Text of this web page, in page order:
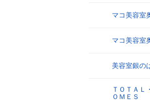
マコ美容室
マコ美容室
美容室銀の
ＴＯＴＡＬ
ＯＭＥＳ